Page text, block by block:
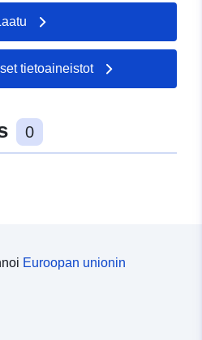
tietoaineistot
0
Euroopan unionin